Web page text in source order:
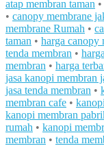
atap membran taman •
• canopy membrane
membrane Rumah •
taman • harga canopy
tenda membran •
membran • harga
jasa kanopi membran
jasa tenda membran •
membran cafe •
kanopi membran
rumah • kanopi
membran • tenda